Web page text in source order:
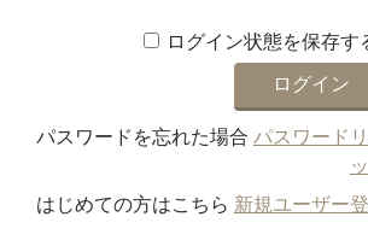
ログイン状態を保存す
パスワードを忘れた場合 パスワード
はじめての方はこちら 新規ユーザー